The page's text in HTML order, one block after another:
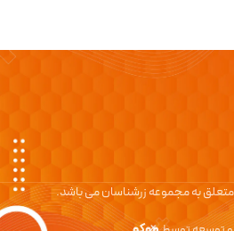
به مجموعه زرشناسان می باشد.